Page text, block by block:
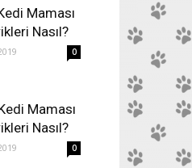
Maması
Nasıl?
0
Maması
Nasıl?
0